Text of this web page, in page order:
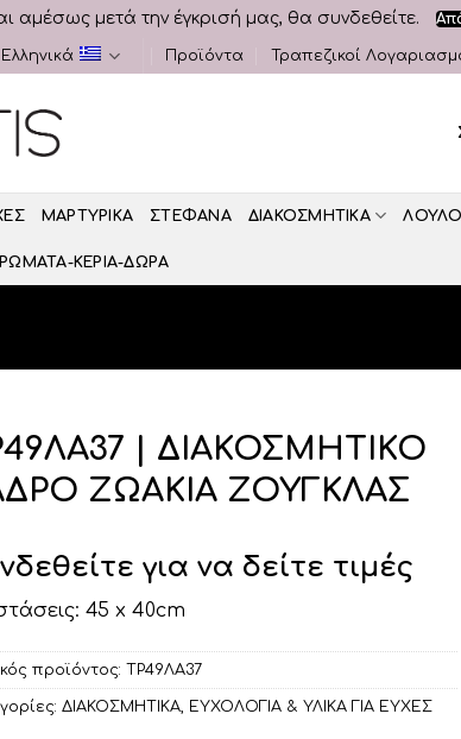
αμέσως μετά την έγκρισή μας, θα συνδεθείτε.
Ελληνικά Προϊόντα Τραπεζικοί
ΜΑΡΤΥΡΙΚΑ ΣΤΕΦΑΝΑ ΔΙΑΚΟΣΜΗΤΙΚA
ΚΕΡΙΑ-ΔΩΡΑ
| ΔΙΑΚΟΣΜΗΤΙΚΟ
ΖΩΑΚΙΑ ΖΟΥΓΚΛΑΣ
για να δείτε τιμές
45 x 40cm
προϊόντος: ΤΡ49ΛΑ37
ΔΙΑΚΟΣΜΗΤΙΚA, ΕΥΧΟΛΟΓΙΑ & ΥΛΙΚΑ ΓΙΑ ΕΥΧΕΣ